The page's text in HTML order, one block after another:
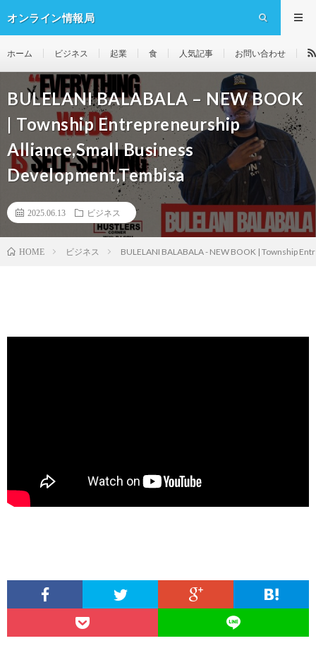
オンライン情報局
ホーム ビジネス 起業 食 人気記事 お問い合わせ
BULELANI BALABALA – NEW BOOK
| Township Entrepreneurship
Alliance,Small Business
Development,Tembisa
2025.06.13 ビジネス
HOME ビジネス BULELANI BALABALA - NEW BOOK | Township